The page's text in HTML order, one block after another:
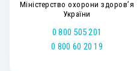
Міністерство охорони здоров’я
України
0 800 505 201
0 800 60 20 19